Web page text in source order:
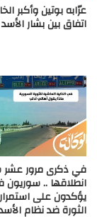
عرّابه بوتين وأكبر
اتفاق بين بشار
في ذكرى مرور
انطلاقها ..
يؤكدون على
الثورة ضد نظام